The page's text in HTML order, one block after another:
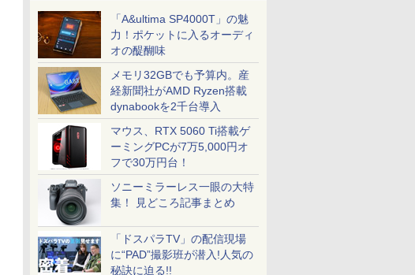
「A&ultima SP4000T」の魅
力！ポケットに入るオーディ
オの醍醐味
メモリ32GBでも予算内。産
経新聞社がAMD Ryzen搭載
dynabookを2千台導入
マウス、RTX 5060 Ti搭載ゲ
ーミングPCが7万5,000円オ
フで30万円台！
ソニーミラーレス一眼の大特
集！ 見どころ記事まとめ
「ドスパラTV」の配信現場
に“PAD”撮影班が潜入!人気の
秘訣に迫る!!